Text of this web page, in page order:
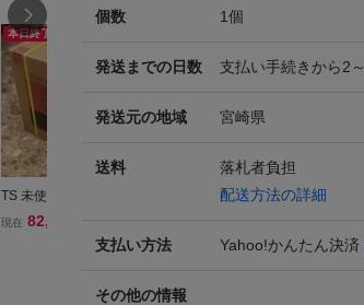
本日終了
TS 未使用品 ワキタ/MEIH
O インバーター発電機 HP
G-1600i2 定格出力1.6KV
現在 82,500
◎未使用品 WAKITA MEIH
発電機 HPG1100iS
ー
省
個数 1個
発送までの日数 支払い手続きから2
発送元の地域 宮崎県
送料
落札者負担
配送方法の詳細
支払い方法 Yahoo!かんたん決済
その他の情報